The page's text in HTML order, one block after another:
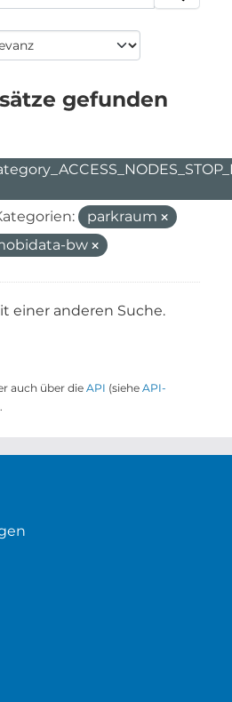
gefunden
parkraum
bw
einer anderen Suche.
auch über die API (siehe API-